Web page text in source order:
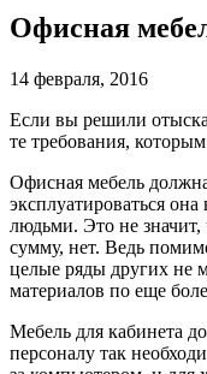
Офисная
14 февраля, 2016
Если вы решили
те требования, которым
Офисная мебель
эксплуатироваться
людьми. Это не значит,
сумму, нет. Ведь
целые ряды других не
материалов по еще
Мебель для кабинета
персоналу так